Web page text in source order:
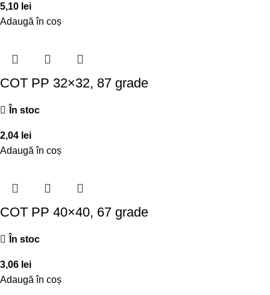
5,10 lei
Adaugă în coș
COT PP 32×32, 87 grade
În stoc
2,04 lei
Adaugă în coș
COT PP 40×40, 67 grade
În stoc
3,06 lei
Adaugă în coș